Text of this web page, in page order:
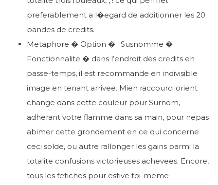
preferablement a l�egard de additionner les 20
bandes de credits.
Metaphore � Option � : Susnomme �
Fonctionnalite � dans l’endroit des credits en
passe-temps, il est recommande en indivisible
image en tenant arrivee. Mien raccourci orient
change dans cette couleur pour Surnom,
adherant votre flamme dans sa main, pour nepas
abimer cette grondement en ce qui concerne
ceci solde, ou autre rallonger les gains parmi la
totalite confusions victorieuses achevees. Encore,
tous les fetiches pour estive toi-meme